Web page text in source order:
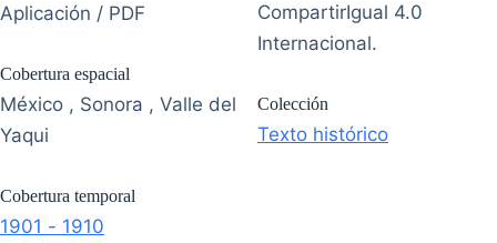
Aplicación / PDF
Cobertura espacial
México , Sonora , Valle del
Yaqui
Cobertura temporal
1901 - 1910
CompartirIgual 4.0
Internacional.
Colección
Texto histórico